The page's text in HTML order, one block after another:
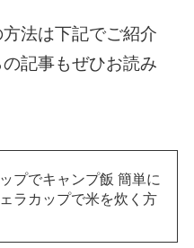
法は下記でご紹介
記事もぜひお読み
プでキャンプ飯 簡単に
ラカップで米を炊く方